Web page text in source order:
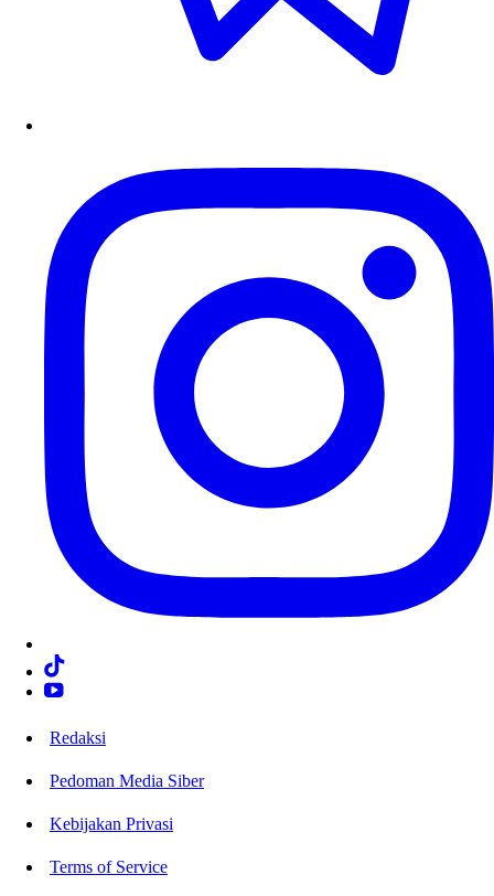
Redaksi
Pedoman Media Siber
Kebijakan Privasi
Terms of Service